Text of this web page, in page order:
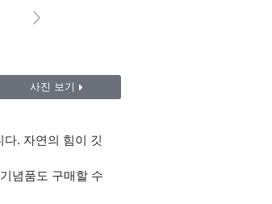
사진 보기
. 자연의 힘이 깃
념품도 구매할 수